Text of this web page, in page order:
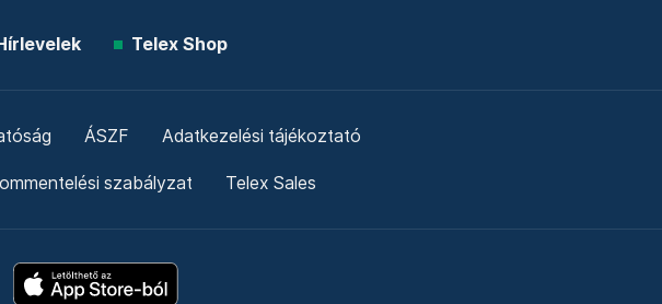
Telex Shop
ÁSZF Adatkezelési tájékoztató
szabályzat Telex Sales